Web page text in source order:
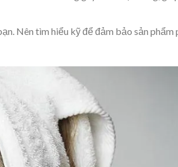
Nên tìm hiểu kỹ để đảm bảo sản phẩm